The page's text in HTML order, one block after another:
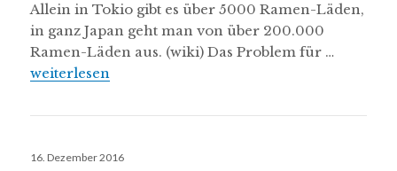
Allein in Tokio gibt es über 5000 Ramen-Läden,
in ganz Japan geht man von über 200.000
Ramen-Läden aus. (wiki) Das Problem für …
Reste Ramen – Japanisch angehauchte Nudelsuppe
weiterlesen
Veröffentlicht
16. Dezember 2016